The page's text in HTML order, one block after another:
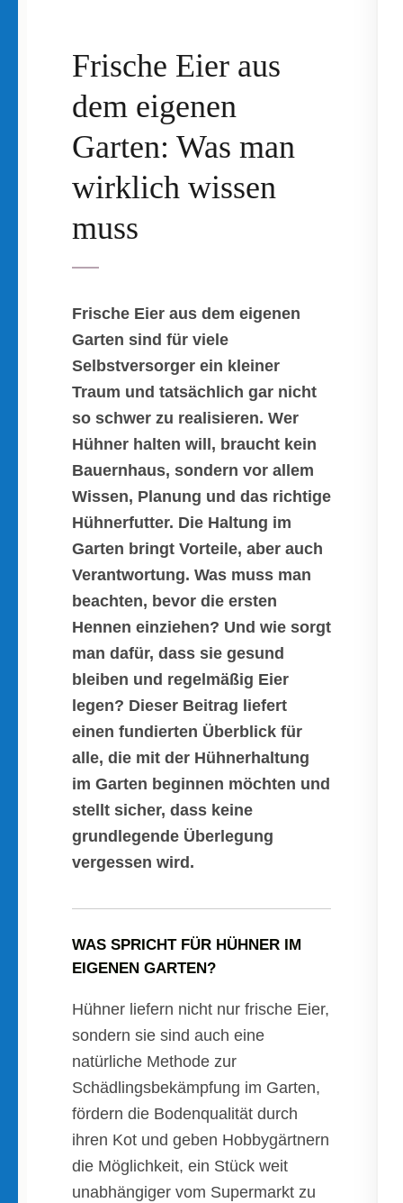
Frische Eier aus
dem eigenen
Garten: Was man
wirklich wissen
muss
Frische Eier aus dem eigenen
Garten sind für viele
Selbstversorger ein kleiner
Traum und tatsächlich gar nicht
so schwer zu realisieren. Wer
Hühner halten will, braucht kein
Bauernhaus, sondern vor allem
Wissen, Planung und das richtige
Hühnerfutter. Die Haltung im
Garten bringt Vorteile, aber auch
Verantwortung. Was muss man
beachten, bevor die ersten
Hennen einziehen? Und wie sorgt
man dafür, dass sie gesund
bleiben und regelmäßig Eier
legen? Dieser Beitrag liefert
einen fundierten Überblick für
alle, die mit der Hühnerhaltung
im Garten beginnen möchten und
stellt sicher, dass keine
grundlegende Überlegung
vergessen wird.
WAS SPRICHT FÜR HÜHNER IM
EIGENEN GARTEN?
Hühner liefern nicht nur frische Eier,
sondern sie sind auch eine
natürliche Methode zur
Schädlingsbekämpfung im Garten,
fördern die Bodenqualität durch
ihren Kot und geben Hobbygärtnern
die Möglichkeit, ein Stück weit
unabhängiger vom Supermarkt zu